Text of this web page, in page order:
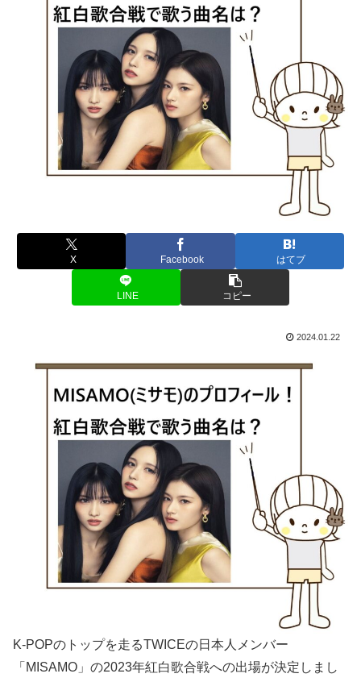
X Facebook はてブ
LINE コピー
2024.01.22
K-POPのトップを走るTWICEの日本人メンバー
「MISAMO」の2023年紅白歌合戦への出場が決定しまし